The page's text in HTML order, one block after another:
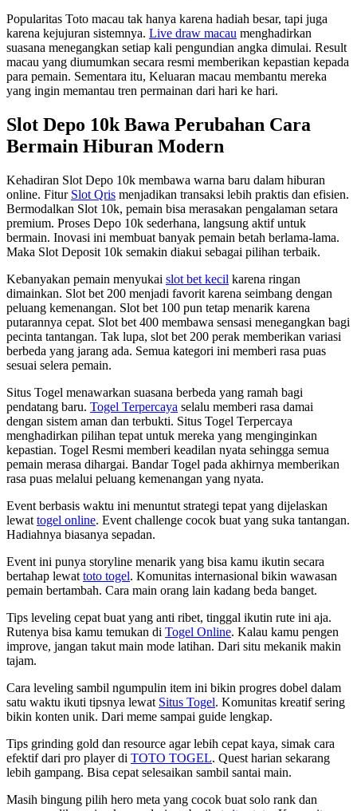
Popularitas Toto macau tak hanya karena hadiah besar, tapi juga
karena kejujuran sistemnya. Live draw macau menghadirkan
suasana menegangkan setiap kali pengundian angka dimulai. Result
macau yang diumumkan secara resmi memberikan kepastian kepada
para pemain. Sementara itu, Keluaran macau membantu mereka
yang ingin memantau tren permainan dari hari ke hari.
Slot Depo 10k Bawa Perubahan Cara
Bermain Hiburan Modern
Kehadiran Slot Depo 10k membawa warna baru dalam hiburan
online. Fitur Slot Qris menjadikan transaksi lebih praktis dan efisien.
Bermodalkan Slot 10k, pemain bisa merasakan pengalaman setara
premium. Proses Depo 10k sederhana, langsung aktif untuk
bermain. Inovasi ini membuat banyak pemain betah berlama-lama.
Maka Slot Deposit 10k semakin diakui sebagai pilihan terbaik.
Kebanyakan pemain menyukai slot bet kecil karena ringan
dimainkan. Slot bet 200 menjadi favorit karena seimbang dengan
peluang kemenangan. Slot bet 100 pun tetap menarik karena
putarannya cepat. Slot bet 400 membawa sensasi menegangkan bagi
pecinta tantangan. Tak lupa, slot bet 200 perak memberikan variasi
berbeda yang jarang ada. Semua kategori ini memberi rasa puas
sesuai selera pemain.
Situs Togel menawarkan suasana berbeda yang ramah bagi
pendatang baru. Togel Terpercaya selalu memberi rasa damai
dengan sistem aman dan terbukti. Situs Togel Terpercaya
menghadirkan pilihan tepat untuk mereka yang menginginkan
kepastian. Togel Resmi memberi keadilan nyata sehingga semua
pemain merasa dihargai. Bandar Togel pada akhirnya memberikan
rasa puas melalui peluang kemenangan yang nyata.
Event berbasis waktu ini menuntut strategi tepat yang dijelaskan
lewat togel online. Event challenge cocok buat yang suka tantangan.
Hadiahnya biasanya sepadan.
Event ini punya storyline menarik yang bisa kamu ikutin secara
bertahap lewat toto togel. Komunitas internasional bikin wawasan
pemain bertambah. Cara main orang lain kadang beda banget.
Tips leveling cepat buat yang anti ribet, tinggal ikutin rute ini aja.
Rutenya bisa kamu temukan di Togel Online. Kalau kamu pengen
improve, jangan takut main mode latihan. Dari situ mekanik makin
tajam.
Cara leveling sambil ngumpulin item ini bikin progres dobel dalam
satu waktu ikuti tipsnya lewat Situs Togel. Komunitas kreatif sering
bikin konten unik. Dari meme sampai guide lengkap.
Tips grinding gold dan resource agar lebih cepat kaya, simak cara
efektif dari pro player di TOTO TOGEL. Quest harian sekarang
lebih gampang. Bisa cepat selesaikan sambil santai main.
Masih bingung pilih hero meta yang cocok buat solo rank dan